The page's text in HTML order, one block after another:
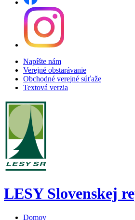
Napíšte nám
Verejné obstarávanie
Obchodné verejné súťaže
Textová verzia
LESY Slovenskej
Domov